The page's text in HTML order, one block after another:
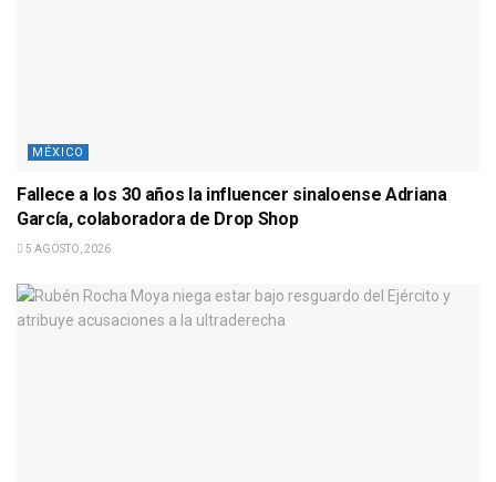
MÉXICO
Fallece a los 30 años la influencer sinaloense Adriana
García, colaboradora de Drop Shop
5 AGOSTO, 2026